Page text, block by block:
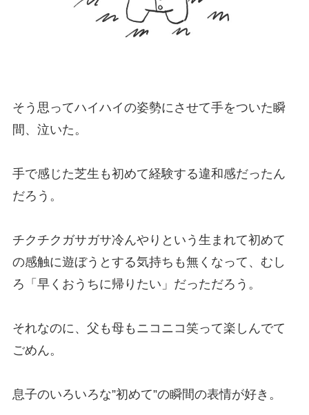
そう思ってハイハイの姿勢にさせて手をついた瞬
間、泣いた。
手で感じた芝生も初めて経験する違和感だったん
だろう。
チクチクガサガサ冷んやりという生まれて初めて
の感触に遊ぼうとする気持ちも無くなって、むし
ろ「早くおうちに帰りたい」だっただろう。
それなのに、父も母もニコニコ笑って楽しんでて
ごめん。
息子のいろいろな”初めて”の瞬間の表情が好き。